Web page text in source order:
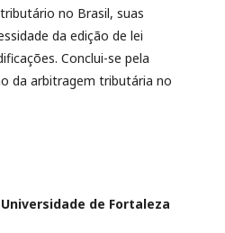
no Brasil, suas
da edição de lei
Conclui-se pela
da arbitragem tributária no
Universidade de Fortaleza